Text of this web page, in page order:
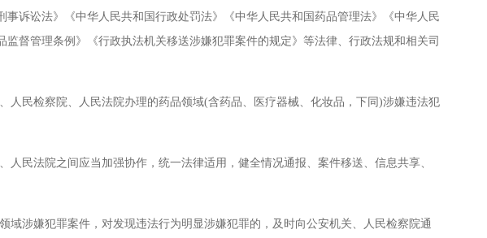
诉讼法》《中华人民共和国行政处罚法》《中华人民共和国药品管理法》《中华人民
督管理条例》《行政执法机关移送涉嫌犯罪案件的规定》等法律、行政法规和相关司
民检察院、人民法院办理的药品领域(含药品、医疗器械、化妆品，下同)涉嫌违法犯
民法院之间应当加强协作，统一法律适用，健全情况通报、案件移送、信息共享、
涉嫌犯罪案件，对发现违法行为明显涉嫌犯罪的，及时向公安机关、人民检察院通